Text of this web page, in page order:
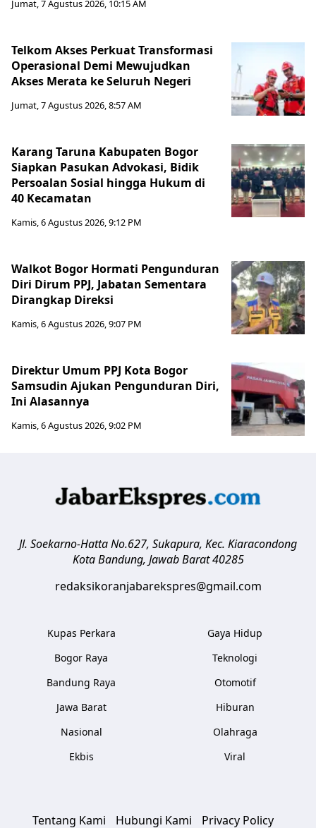
Jumat, 7 Agustus 2026, 10:15 AM
Telkom Akses Perkuat Transformasi
Operasional Demi Mewujudkan
Akses Merata ke Seluruh Negeri
Jumat, 7 Agustus 2026, 8:57 AM
Karang Taruna Kabupaten Bogor
Siapkan Pasukan Advokasi, Bidik
Persoalan Sosial hingga Hukum di
40 Kecamatan
Kamis, 6 Agustus 2026, 9:12 PM
Walkot Bogor Hormati Pengunduran
Diri Dirum PPJ, Jabatan Sementara
Dirangkap Direksi
Kamis, 6 Agustus 2026, 9:07 PM
Direktur Umum PPJ Kota Bogor
Samsudin Ajukan Pengunduran Diri,
Ini Alasannya
Kamis, 6 Agustus 2026, 9:02 PM
Jl. Soekarno-Hatta No.627, Sukapura, Kec. Kiaracondong
Kota Bandung, Jawab Barat 40285
redaksikoranjabarekspres@gmail.com
Kupas Perkara
Bogor Raya
Bandung Raya
Jawa Barat
Nasional
Ekbis
Gaya Hidup
Teknologi
Otomotif
Hiburan
Olahraga
Viral
Tentang Kami Hubungi Kami Privacy Policy